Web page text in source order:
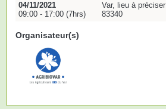
04/11/2021
09:00 - 17:00 (7hrs)
Var, lieu à préciser
83340
Organisateur(s)